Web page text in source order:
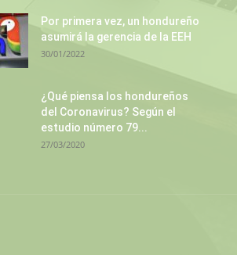
Por primera vez, un hondureño
asumirá la gerencia de la EEH
30/01/2022
¿Qué piensa los hondureños
del Coronavirus? Según el
estudio número 79...
27/03/2020